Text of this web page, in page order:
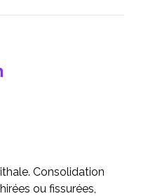
Consolidation
ou fissurées,